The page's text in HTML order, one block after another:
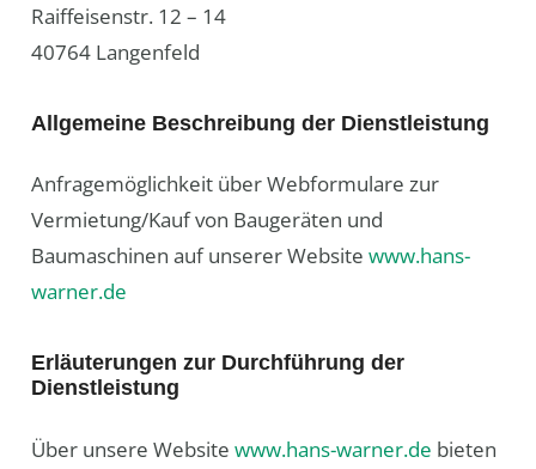
Raiffeisenstr. 12 – 14
40764 Langenfeld
Allgemeine Beschreibung der Dienstleistung
Anfragemöglichkeit über Webformulare zur
Vermietung/Kauf von Baugeräten und
Baumaschinen auf unserer Website www.hans-
warner.de
Erläuterungen zur Durchführung der
Dienstleistung
Über unsere Website www.hans-warner.de bieten